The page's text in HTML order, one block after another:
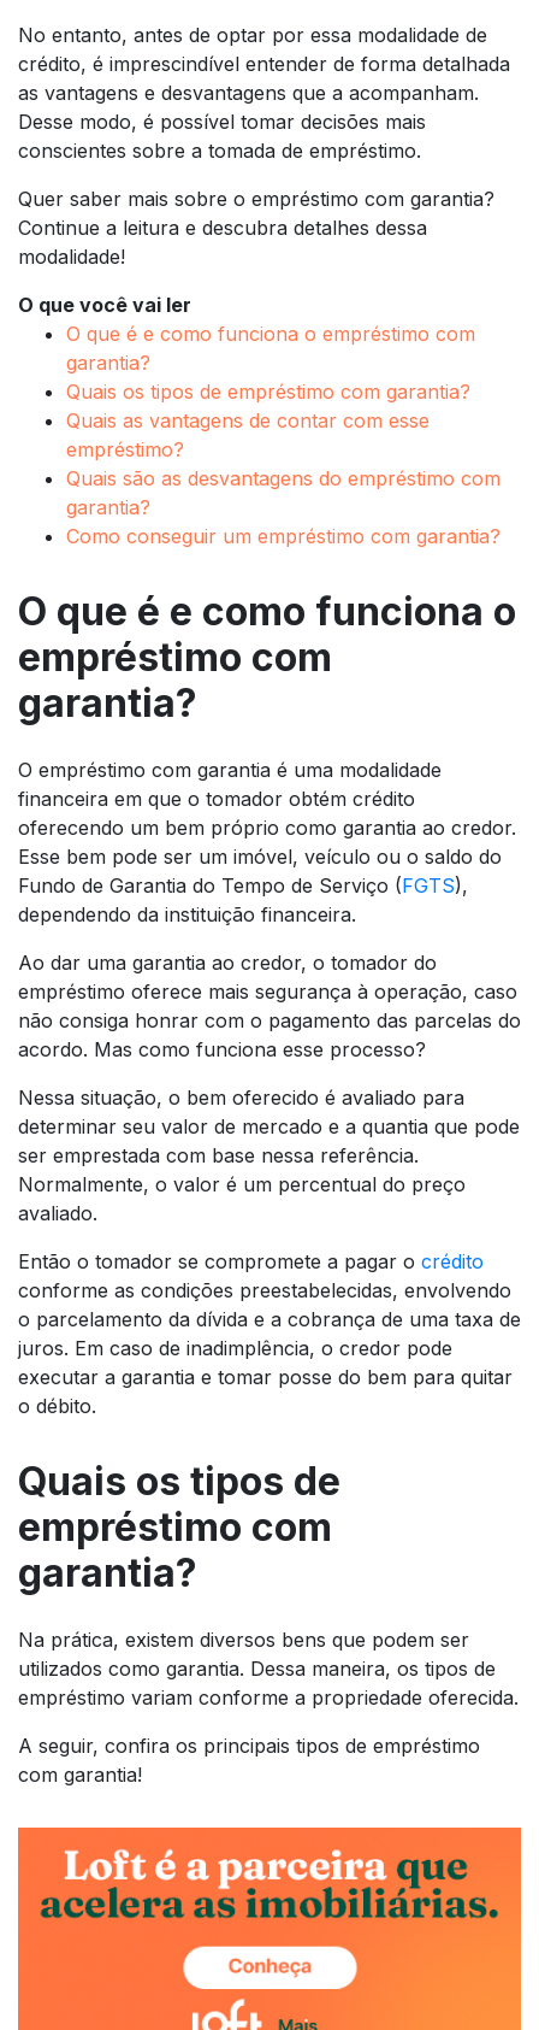
No entanto, antes de optar por essa modalidade de
crédito, é imprescindível entender de forma detalhada
as vantagens e desvantagens que a acompanham.
Desse modo, é possível tomar decisões mais
conscientes sobre a tomada de empréstimo.
Quer saber mais sobre o empréstimo com garantia?
Continue a leitura e descubra detalhes dessa
modalidade!
O que você vai ler
O que é e como funciona o empréstimo com
garantia?
Quais os tipos de empréstimo com garantia?
Quais as vantagens de contar com esse
empréstimo?
Quais são as desvantagens do empréstimo com
garantia?
Como conseguir um empréstimo com garantia?
O que é e como funciona o
empréstimo com
garantia?
O empréstimo com garantia é uma modalidade
financeira em que o tomador obtém crédito
oferecendo um bem próprio como garantia ao credor.
Esse bem pode ser um imóvel, veículo ou o saldo do
Fundo de Garantia do Tempo de Serviço (FGTS),
dependendo da instituição financeira.
Ao dar uma garantia ao credor, o tomador do
empréstimo oferece mais segurança à operação, caso
não consiga honrar com o pagamento das parcelas do
acordo. Mas como funciona esse processo?
Nessa situação, o bem oferecido é avaliado para
determinar seu valor de mercado e a quantia que pode
ser emprestada com base nessa referência.
Normalmente, o valor é um percentual do preço
avaliado.
Então o tomador se compromete a pagar o crédito
conforme as condições preestabelecidas, envolvendo
o parcelamento da dívida e a cobrança de uma taxa de
juros. Em caso de inadimplência, o credor pode
executar a garantia e tomar posse do bem para quitar
o débito.
Quais os tipos de
empréstimo com
garantia?
Na prática, existem diversos bens que podem ser
utilizados como garantia. Dessa maneira, os tipos de
empréstimo variam conforme a propriedade oferecida.
A seguir, confira os principais tipos de empréstimo
com garantia!